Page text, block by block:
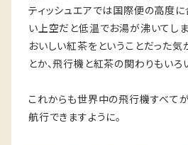
ティッシュエアでは国際便の高度に
い上空だと低温でお湯が沸いてし
おいしい紅茶をということだった気
とか、飛行機と紅茶の関わりもいろ
これからも世界中の飛行機すべて
航行できますように。